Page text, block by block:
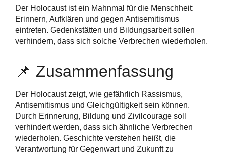
Der Holocaust ist ein Mahnmal für die Menschheit:
Erinnern, Aufklären und gegen Antisemitismus
eintreten. Gedenkstätten und Bildungsarbeit sollen
verhindern, dass sich solche Verbrechen wiederholen.
📌 Zusammenfassung
Der Holocaust zeigt, wie gefährlich Rassismus,
Antisemitismus und Gleichgültigkeit sein können.
Durch Erinnerung, Bildung und Zivilcourage soll
verhindert werden, dass sich ähnliche Verbrechen
wiederholen. Geschichte verstehen heißt, die
Verantwortung für Gegenwart und Zukunft zu